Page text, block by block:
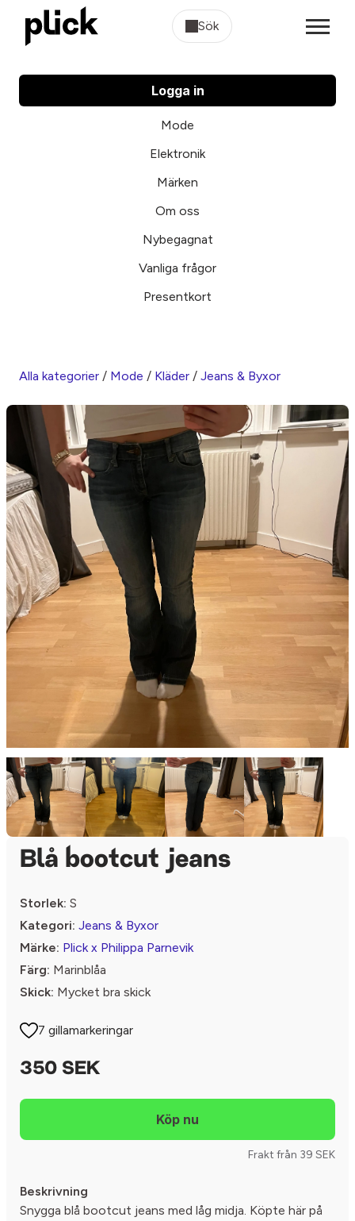
Sök
Logga in
Mode
Elektronik
Märken
Om oss
Nybegagnat
Vanliga frågor
Presentkort
Alla kategorier / Mode / Kläder / Jeans & Byxor
Blå bootcut jeans
Storlek: S
Kategori: Jeans & Byxor
Märke: Plick x Philippa Parnevik
Färg: Marinblåa
Skick: Mycket bra skick
7 gillamarkeringar
350 SEK
Frakt från 39 SEK
Beskrivning
Snygga blå bootcut jeans med låg midja. Köpte här på